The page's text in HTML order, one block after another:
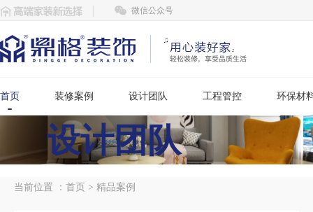
微信公众号
首页 装修案例 设计团队 工程管控 环保材
设计团队
当前位置 ： 首页 > 精品案例